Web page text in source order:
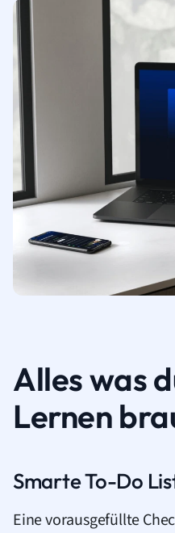
Alles was
Lernen
Smarte To-Do
Eine vorausgefüllte